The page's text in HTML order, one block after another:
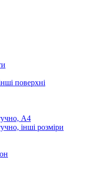
поверхні
А4
інші розміри